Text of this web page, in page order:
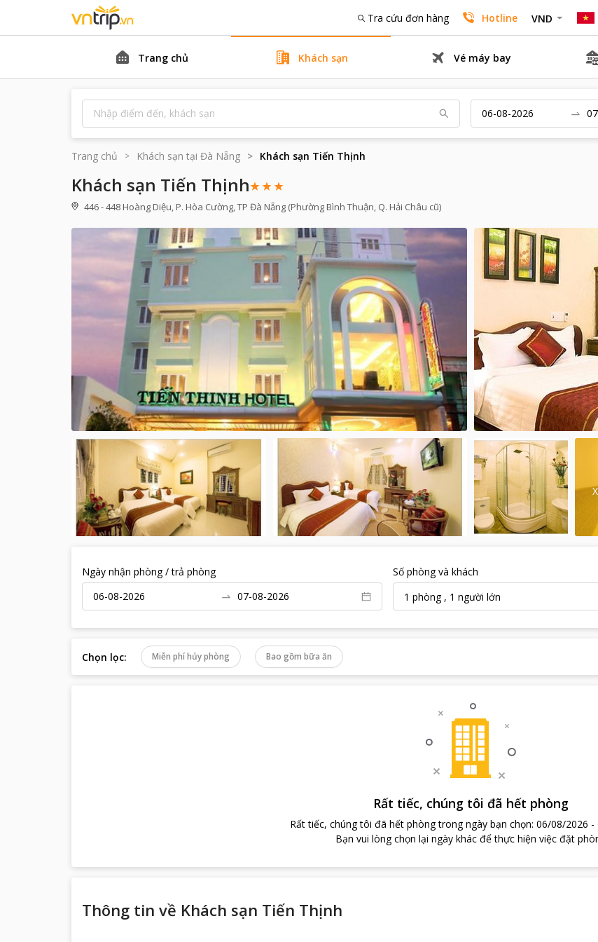
Tra cứu đơn hàng Hotline VND
Trang chủ Khách sạn Vé máy bay
Trang chủ Khách sạn tại Đà Nẵng Khách sạn Tiến Thịnh
Khách sạn Tiến Thịnh
446 - 448 Hoàng Diệu, P. Hòa Cường, TP Đà Nẵng (Phường Bình Thuận, Q. Hải Châu cũ)
Ngày nhận phòng / trả phòng
Số phòng và khách
1 phòng, 1 người lớn
Chọn lọc: Miễn phí hủy phòng Bao gồm bữa ăn
Rất tiếc, chúng tôi đã hết phòng
Rất tiếc, chúng tôi đã hết phòng trong ngày bạn chọn: 06/08/2026 -
Bạn vui lòng chọn lại ngày khác để thực hiện việc đặt
Thông tin về Khách sạn Tiến Thịnh